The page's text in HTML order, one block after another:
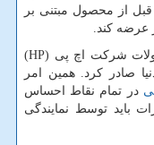
قبل از محصول مبتنی بر
شرکت اچ پی (HP
)
صادر کرد. همین امر
در تمام نقاط احساس
باید توسط نمایندگی